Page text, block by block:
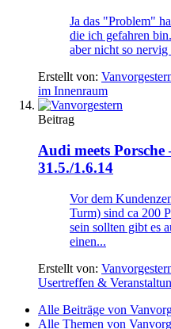
Ja das "Problem"
die ich gefahren
aber nicht so
Erstellt von:
im Innenraum
Beitrag
Audi meets
31.5./1.6.14
Vor dem
Turm) sind ca 200
sein sollten gibt es
einen...
Erstellt von:
Usertreffen &
Alle Beiträge von
Alle Themen von